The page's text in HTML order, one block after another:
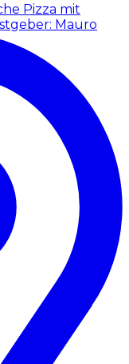
Pizza mit
Mauro